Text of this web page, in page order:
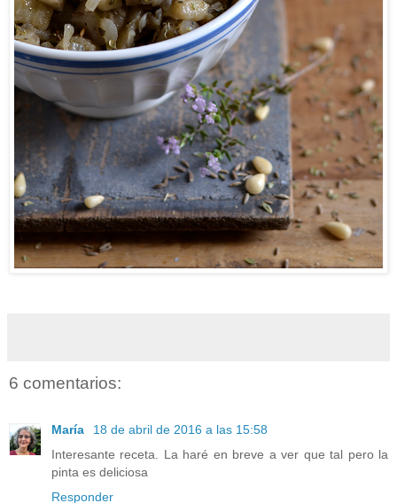
6 comentarios:
María
18 de abril de 2016 a las 15:58
Interesante receta. La haré en breve a ver que tal pero la
pinta es deliciosa
Responder